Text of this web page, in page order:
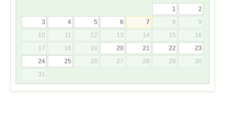
1
2
3
4 5 6 7 8
9
10
11 12 13 14 15
16
17
18 19 20 21 22
23
24
25 26 27 28 29
30
31